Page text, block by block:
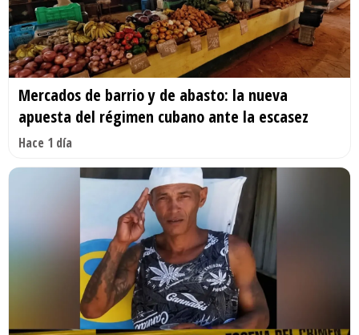
Mercados de barrio y de abasto: la nueva
apuesta del régimen cubano ante la escasez
Hace 1 día